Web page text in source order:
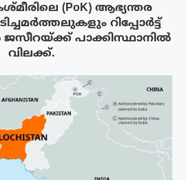
(PoK) ആഭ്യന്തര
റിപ്പോർട്ട്
പാക്കിസ്ഥാനിൽ
വിലക്ക്.